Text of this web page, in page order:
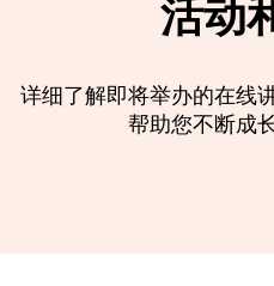
活动
详细了解即将举办的在线
帮助您不断成